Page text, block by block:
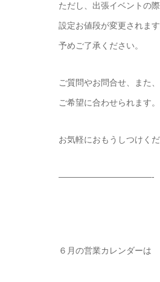
ただし、出張イベントの
設定お値段が変更されます
予めご了承ください。
ご質問やお問合せ、また
ご希望に合わせられます。
お気軽におもうしつけくだ
———————————-
６月の営業カレンダーは